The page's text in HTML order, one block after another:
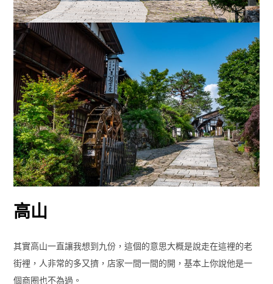
高山
其實高山一直讓我想到九份，這個的意思大概是說走在這裡的老
街裡，人非常的多又擠，店家一間一間的開，基本上你說他是一
個商圈也不為過。